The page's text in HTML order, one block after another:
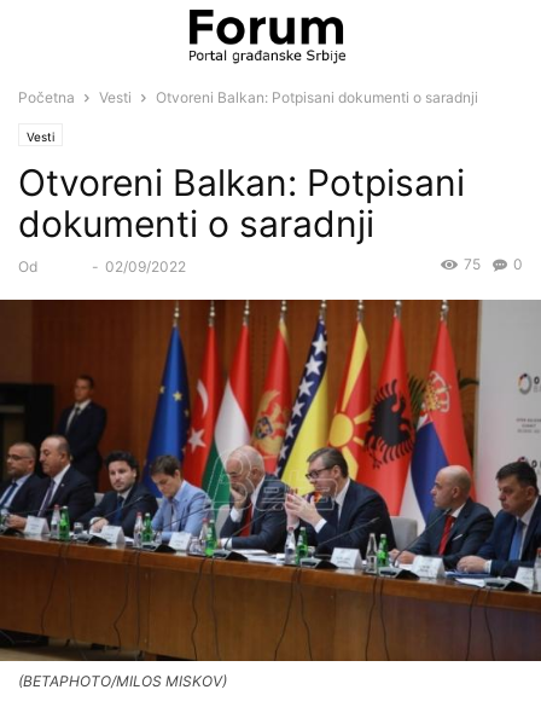
Početna Vesti Otvoreni Balkan: Potpisani dokumenti o saradnji
Vesti
Otvoreni Balkan: Potpisani
dokumenti o saradnji
Od - 02/09/2022 0
75
(BETAPHOTO/MILOS MISKOV)